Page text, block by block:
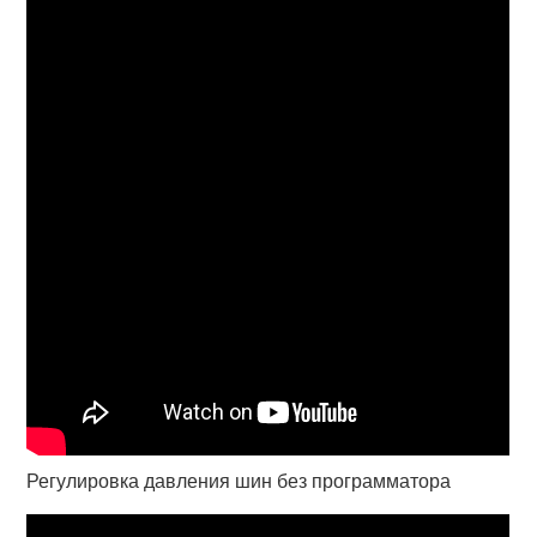
Регулировка давления шин без программатора